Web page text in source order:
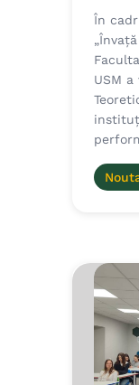
În
USM